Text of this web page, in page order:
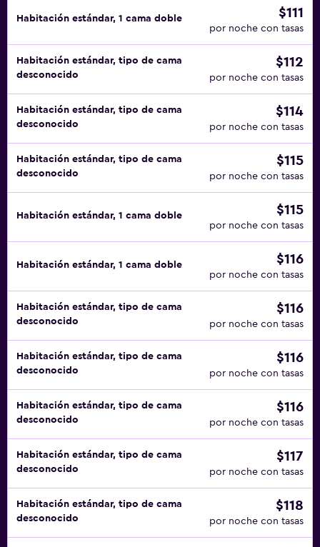
Habitación estándar, 1 cama doble $111
por noche con tasas
Habitación estándar, tipo de cama
desconocido
$112
por noche con tasas
Habitación estándar, tipo de cama
desconocido
$114
por noche con tasas
Habitación estándar, tipo de cama
desconocido
$115
por noche con tasas
Habitación estándar, 1 cama doble $115
por noche con tasas
Habitación estándar, 1 cama doble $116
por noche con tasas
Habitación estándar, tipo de cama
desconocido
$116
por noche con tasas
Habitación estándar, tipo de cama
desconocido
$116
por noche con tasas
Habitación estándar, tipo de cama
desconocido
$116
por noche con tasas
Habitación estándar, tipo de cama
desconocido
$117
por noche con tasas
Habitación estándar, tipo de cama
desconocido
$118
por noche con tasas